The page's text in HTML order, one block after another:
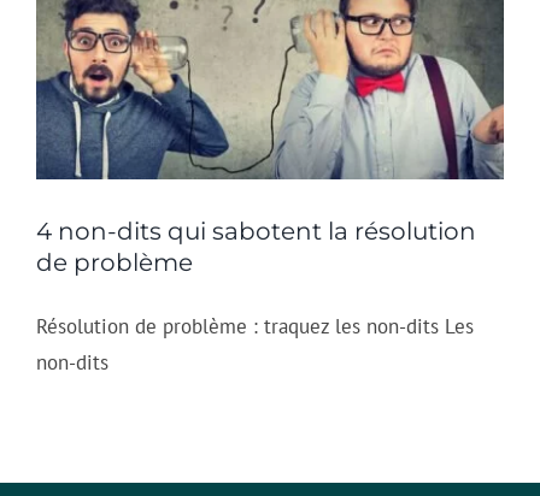
4 non-dits qui sabotent la résolution
de problème
Résolution de problème : traquez les non-dits Les
non-dits